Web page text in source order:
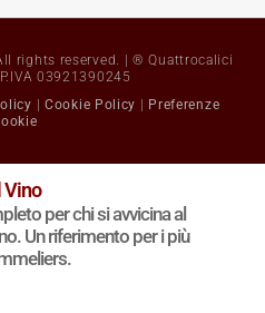
rights reserved. | ® Quattrocalici
03921390245
Cookie Policy
Preferenze
Vino
per chi si avvicina al
Un riferimento per i più